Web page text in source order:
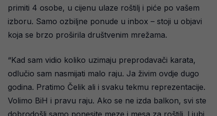
primiti 4 osobe, u cijenu ulaze roštilj i piće po vašem
izboru. Samo ozbiljne ponude u inbox – stoji u objavi
koja se brzo proširila društvenim mrežama.
“Kad sam vidio koliko uzimaju preprodavači karata,
odlučio sam nasmijati malo raju. Ja živim ovdje dugo
godina. Pratimo Čelik ali i svaku tekmu reprezentacije.
Volimo BiH i pravu raju. Ako se ne izda balkon, svi ste
dobrodošli samo ponesite meze i mesa za roštilj. Ljubi